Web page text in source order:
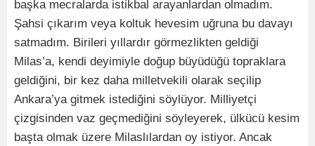
başka mecralarda istikbal arayanlardan olmadım.
Şahsi çıkarım veya koltuk hevesim uğruna bu davayı
satmadım. Birileri yıllardır görmezlikten geldiği
Milas’a, kendi deyimiyle doğup büyüdüğü topraklara
geldiğini, bir kez daha milletvekili olarak seçilip
Ankara’ya gitmek istediğini söylüyor. Milliyetçi
çizgisinden vaz geçmediğini söyleyerek, ülkücü kesim
başta olmak üzere Milaslılardan oy istiyor. Ancak